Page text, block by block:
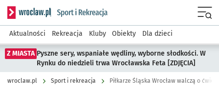
Serwis informacyjny wroclaw.pl podserwis: Sport i rekreacja
Aktualności Rekreacja Kluby Obiekty Dla dzieci
Z MIASTA Pyszne sery, wspaniałe wędliny, wyborne słodkości. W
Rynku do niedzieli trwa Wrocławska Feta [ZDJĘCIA]
wroclaw.pl Sport i rekreacja